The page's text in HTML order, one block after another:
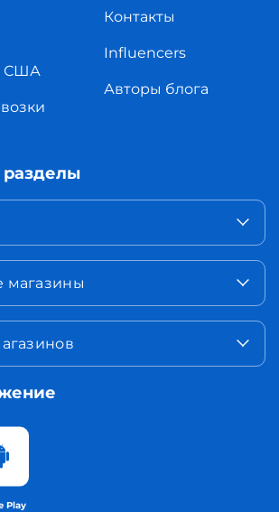
США
Контакты
Influencers
Авторы блога
магазины
Play